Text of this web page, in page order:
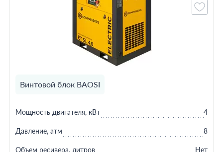
Винтовой блок BAOSI
Мощность двигателя, кВт 4
Давление, атм 8
Объем ресивера, литров Нет